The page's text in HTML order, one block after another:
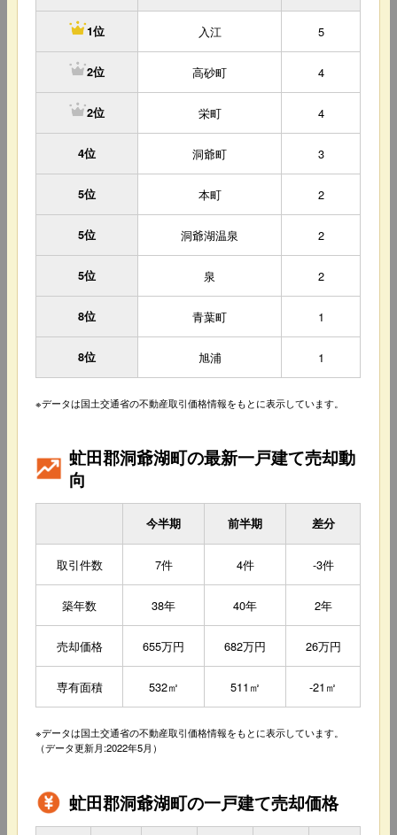
1位 入江 5
2位 高砂町 4
2位 栄町 4
4位 洞爺町 3
5位 本町 2
5位 洞爺湖温泉 2
5位 泉 2
8位 青葉町 1
8位 旭浦 1
※データは国土交通省の不動産取引価格情報をもとに表示しています。
虻田郡洞爺湖町の最新一戸建て売却動
向
今半期 前半期 差分
取引件数 7件 4件 -3件
築年数 38年 40年 2年
売却価格 655万円 682万円 26万円
専有面積 532㎡ 511㎡ -21㎡
※データは国土交通省の不動産取引価格情報をもとに表示しています。
（データ更新月:2022年5月）
虻田郡洞爺湖町の一戸建て売却価格